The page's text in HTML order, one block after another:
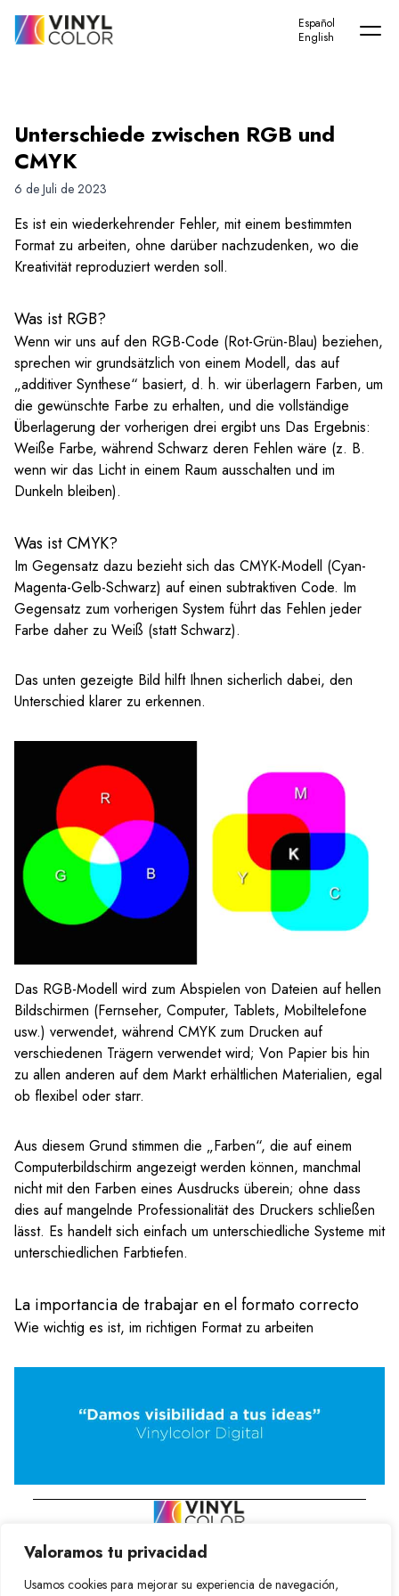
Valoramos tu privacidad
Usamos cookies para mejorar su experiencia de navegación,
Español
English
Home-Unkategorisiert
Unterschiede zwischen RGB und
CMYK
6 de Juli de 2023
Es ist ein wiederkehrender Fehler, mit einem bestimmten
Format zu arbeiten, ohne darüber nachzudenken, wo die
Kreativität reproduziert werden soll.
Was ist RGB?
Wenn wir uns auf den RGB-Code (Rot-Grün-Blau) beziehen,
sprechen wir grundsätzlich von einem Modell, das auf
„additiver Synthese“ basiert, d. h. wir überlagern Farben, um
die gewünschte Farbe zu erhalten, und die vollständige
Überlagerung der vorherigen drei ergibt uns Das Ergebnis:
Weiße Farbe, während Schwarz deren Fehlen wäre (z. B.
wenn wir das Licht in einem Raum ausschalten und im
Dunkeln bleiben).
Was ist CMYK?
Im Gegensatz dazu bezieht sich das CMYK-Modell (Cyan-
Magenta-Gelb-Schwarz) auf einen subtraktiven Code. Im
Gegensatz zum vorherigen System führt das Fehlen jeder
Farbe daher zu Weiß (statt Schwarz).
Das unten gezeigte Bild hilft Ihnen sicherlich dabei, den
Unterschied klarer zu erkennen.
Das RGB-Modell wird zum Abspielen von Dateien auf hellen
Bildschirmen (Fernseher, Computer, Tablets, Mobiltelefone
usw.) verwendet, während CMYK zum Drucken auf
verschiedenen Trägern verwendet wird; Von Papier bis hin
zu allen anderen auf dem Markt erhältlichen Materialien, egal
ob flexibel oder starr.
Aus diesem Grund stimmen die „Farben“, die auf einem
Computerbildschirm angezeigt werden können, manchmal
nicht mit den Farben eines Ausdrucks überein; ohne dass
dies auf mangelnde Professionalität des Druckers schließen
lässt. Es handelt sich einfach um unterschiedliche Systeme mit
unterschiedlichen Farbtiefen.
La importancia de trabajar en el formato correcto
Wie wichtig es ist, im richtigen Format zu arbeiten
spezialisiert hat. Bei VinylColor wissen wir, dass Ihr Geschäft das
Wichtigste ist und Sie deshalb das Beste brauchen.
Installationen grafischer Elemente